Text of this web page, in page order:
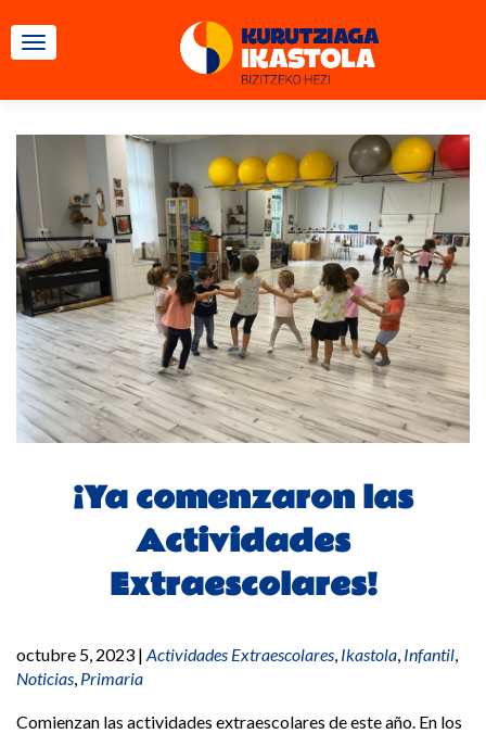
CAMBIAR NAVEGACIÓN
¡Ya comenzaron las
Actividades
Extraescolares!
octubre 5, 2023 | Actividades Extraescolares, Ikastola, Infantil,
Noticias, Primaria
Comienzan las actividades extraescolares de este año. En los